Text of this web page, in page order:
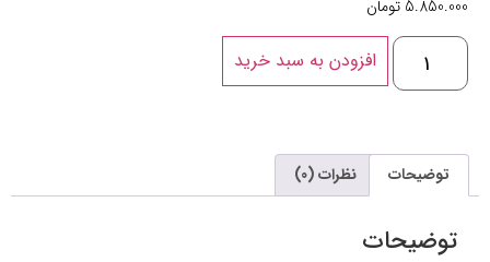
5.850.000 تومان
افزودن به سبد خرید
توضیحات نظرات (0)
توضیحات